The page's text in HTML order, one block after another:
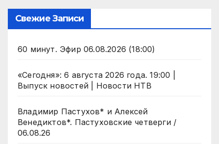
Свежие Записи
60 минут. Эфир 06.08.2026 (18:00)
«Сегодня»: 6 августа 2026 года. 19:00 |
Выпуск новостей | Новости НТВ
Владимир Пастухов* и Алексей
Венедиктов*. Пастуховские четверги /
06.08.26